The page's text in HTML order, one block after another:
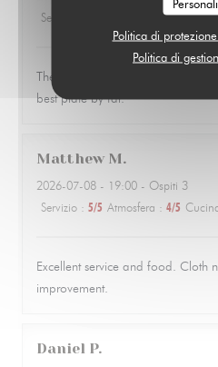
Politica di
Politica di
Servizio
4/5
The staff and food were very
best plate by far.
Matthew M
2026-07-08 - 19:00 - Ospiti 3
Servizio : 5/5 Atmosfera : 4/5
Excellent service and food. Cloth
improvement.
Daniel P